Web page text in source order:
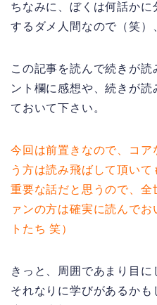
ちなみに、ぼくは何話か
するダメ人間なので（笑）
この記事を読んで続きが
ント欄に感想や、続きが
ておいて下さい。
今回は前置きなので、コ
う方は読み飛ばして頂い
重要な話だと思うので、全
ァンの方は確実に読んで
トたち 笑）
きっと、周囲であまり目に
それなりに学びがあるか